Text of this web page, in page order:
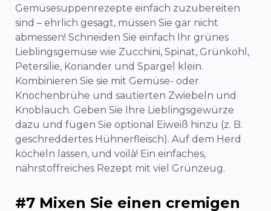
Gemüsesuppenrezepte einfach zuzubereiten
sind – ehrlich gesagt, müssen Sie gar nicht
abmessen! Schneiden Sie einfach Ihr grünes
Lieblingsgemüse wie Zucchini, Spinat, Grünkohl,
Petersilie, Koriander und Spargel klein.
Kombinieren Sie sie mit Gemüse- oder
Knochenbrühe und sautierten Zwiebeln und
Knoblauch. Geben Sie Ihre Lieblingsgewürze
dazu und fügen Sie optional Eiweiß hinzu (z. B.
geschreddertes Hühnerfleisch). Auf dem Herd
köcheln lassen, und voilà! Ein einfaches,
nährstoffreiches Rezept mit viel Grünzeug.
#7 Mixen Sie einen cremigen